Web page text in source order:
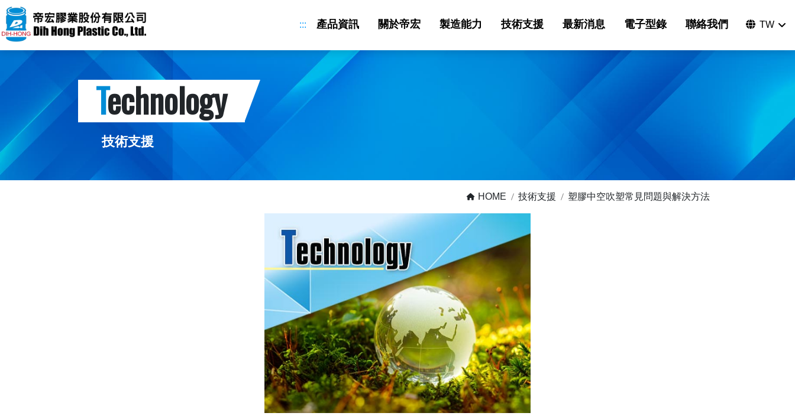
::: 產品資訊 關於帝宏 製造能力 技術支援 最新消息 電子型錄 聯絡我們 TW
吹塑成型常見問題與品質解決方案
中空吹塑缺陷分析｜厚薄不均・氣泡・變形問題｜化學桶・塑膠容器解決方案
Technology
技術支援
HOME 技術支援 塑膠中空吹塑常見問題與解決方法